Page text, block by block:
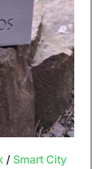
/ Smart City